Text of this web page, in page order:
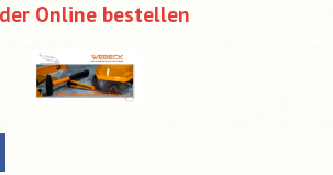
Online bestellen